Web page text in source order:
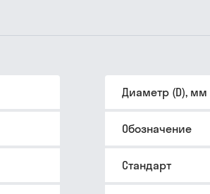
Диаметр (D), мм
Обозначение
Стандарт